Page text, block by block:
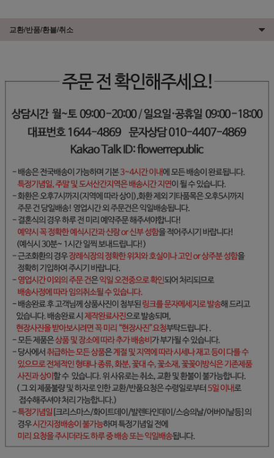
교환/반품/환불/취소